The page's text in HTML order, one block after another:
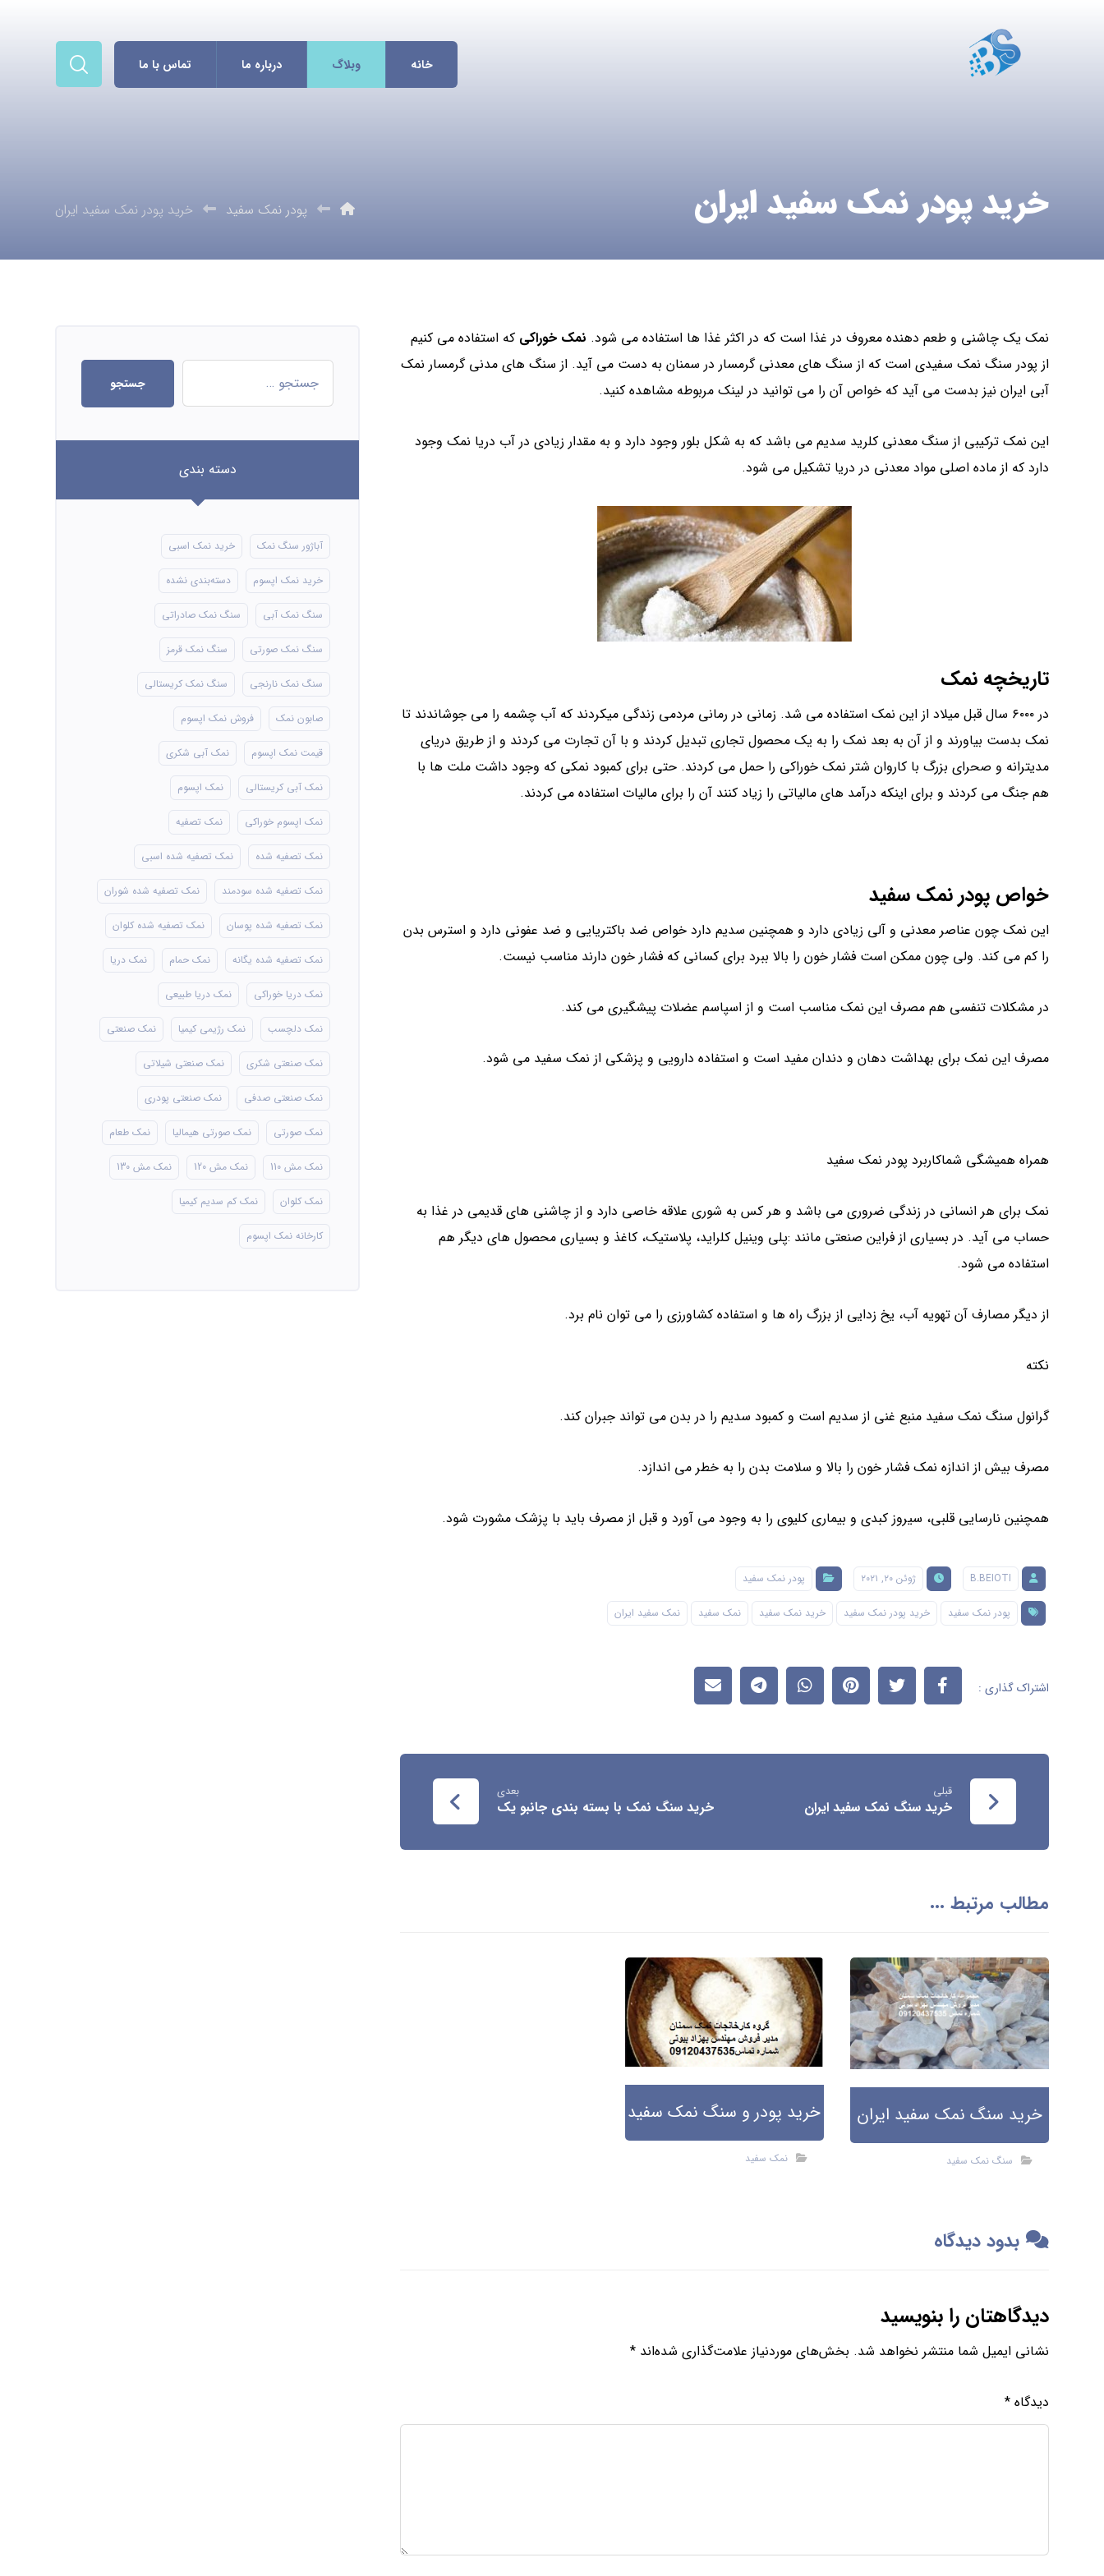
خانه وبلاگ درباره ما تماس با ما
خرید پودر نمک سفید ایران پودر نمک سفید خرید پودر نمک سفید ایران
نمک یک چاشنی و طعم دهنده معروف در غذا است که در اکثر غذا ها استفاده می شود. نمک خوراکی که استفاده می کنیم
از پودر سنگ نمک سفیدی است که از سنگ های معدنی گرمسار در سمنان به دست می آید. از سنگ های مدنی گرمسار نمک
آبی ایران نیز بدست می آید که خواص آن را می توانید در لینک مربوطه مشاهده کنید.
این نمک ترکیبی از سنگ معدنی کلرید سدیم می باشد که به شکل بلور وجود دارد و به مقدار زیادی در آب دریا نمک وجود
دارد که از ماده اصلی مواد معدنی در دریا تشکیل می شود.
تاریخچه نمک
در ۶۰۰۰ سال قبل میلاد از این نمک استفاده می شد. زمانی در رمانی مردمی زندگی میکردند که آب چشمه را می جوشاندند تا
نمک بدست بیاورند و از آن به بعد نمک را به یک محصول تجاری تبدیل کردند و با آن تجارت می کردند و از طریق دریای
مدیترانه و صحرای بزرگ با کاروان شتر نمک خوراکی را حمل می کردند. حتی برای کمبود نمکی که وجود داشت ملت ها با
هم جنگ می کردند و برای اینکه درآمد های مالیاتی را زیاد کنند آن را برای مالیات استفاده می کردند.
خواص پودر نمک سفید
این نمک چون عناصر معدنی و آلی زیادی دارد و همچنین سدیم دارد خواص ضد باکتریایی و ضد عفونی دارد و استرس بدن
را کم می کند. ولی چون ممکن است فشار خون را بالا ببرد برای کسانی که فشار خون دارند مناسب نیست.
در مشکلات تنفسی هم مصرف این نمک مناسب است و از اسپاسم عضلات پیشگیری می کند.
مصرف این نمک برای بهداشت دهان و دندان مفید است و استفاده دارویی و پزشکی از نمک سفید می شود.
همراه همیشگی شماکاربرد پودر نمک سفید
نمک برای هر انسانی در زندگی ضروری می باشد و هر کس به شوری علاقه خاصی دارد و از چاشنی های قدیمی در غذا به
حساب می آید. در بسیاری از فراین صنعتی مانند :پلی وینیل کلراید، پلاستیک، کاغذ و بسیاری محصول های دیگر هم
استفاده می شود.
از دیگر مصارف آن تهویه آب، یخ زدایی از بزرگ راه ها و استفاده کشاورزی را می توان نام برد.
نکته
گرانول سنگ نمک سفید منبع غنی از سدیم است و کمبود سدیم را در بدن می تواند جبران کند.
مصرف بیش از اندازه نمک فشار خون را بالا و سلامت بدن را به خطر می اندازد.
همچنین نارسایی قلبی، سیروز کبدی و بیماری کلیوی را به وجود می آورد و قبل از مصرف باید با پزشک مشورت شود.
B.BEIOTI ژوئن ۲۰, ۲۰۲۱ پودر نمک سفید
پودر نمک سفید خرید پودر نمک سفید خرید نمک سفید نمک سفید نمک سفید ایران
قبلی
خرید سنگ نمک سفید ایران
بعدی
خرید سنگ نمک با بسته بندی جانبو یک
مطالب مرتبط ...
خرید سنگ نمک سفید ایران
سنگ نمک سفید
خرید پودر و سنگ نمک سفید
نمک سفید
بدود دیدگاه
دیدگاهتان را بنویسید
نشانی ایمیل شما منتشر نخواهد شد. بخش‌های موردنیاز علامت‌گذاری شده‌اند*
دیدگاه*
جستجو
دسته بندی
آباژور سنگ نمک خرید نمک اسبی
خرید نمک اپسوم دسته‌بندی نشده
سنگ نمک آبی سنگ نمک صادراتی
سنگ نمک صورتی سنگ نمک قرمز
سنگ نمک نارنجی سنگ نمک کریستالی
صابون نمک فروش نمک اپسوم
قیمت نمک اپسوم نمک آبی شکری
نمک آبی کریستالی نمک اپسوم
نمک اپسوم خوراکی نمک تصفیه
نمک تصفیه شده نمک تصفیه شده اسبی
نمک تصفیه شده سودمند نمک تصفیه شده شوران
نمک تصفیه شده پوسان نمک تصفیه شده کلوان
نمک تصفیه شده یگانه نمک حمام نمک دریا
نمک دریا خوراکی نمک دریا طبیعی
نمک دلچسب نمک رژیمی کیمیا نمک صنعتی
نمک صنعتی شکری نمک صنعتی شیلاتی
نمک صنعتی صدفی نمک صنعتی پودری
نمک صورتی نمک صورتی هیمالیا نمک طعام
نمک مش 110 نمک مش 120 نمک مش 130
نمک کلوان نمک کم سدیم کیمیا
کارخانه نمک اپسوم